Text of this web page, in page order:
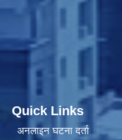
Quick Links
अनलाइन घटना दर्ता